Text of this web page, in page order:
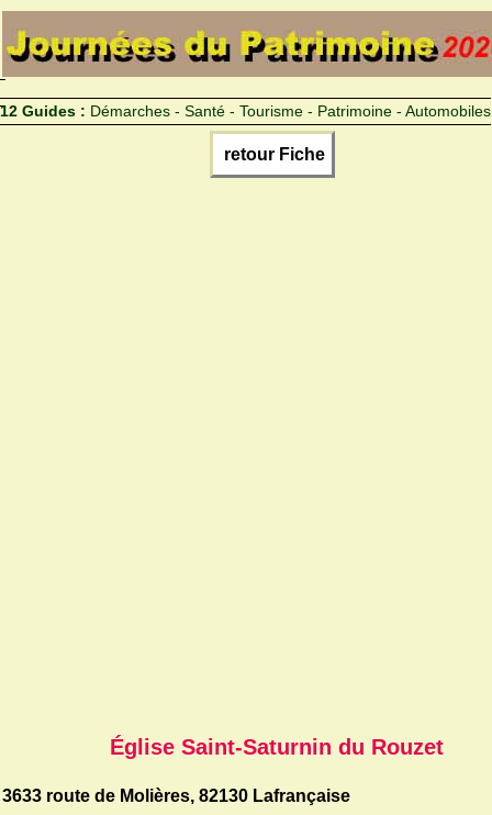
12 Guides : Démarches - Santé - Tourisme - Patrimoine - Automobiles
retour Fiche
Église Saint-Saturnin du Rouzet
3633 route de Molières, 82130 Lafrançaise